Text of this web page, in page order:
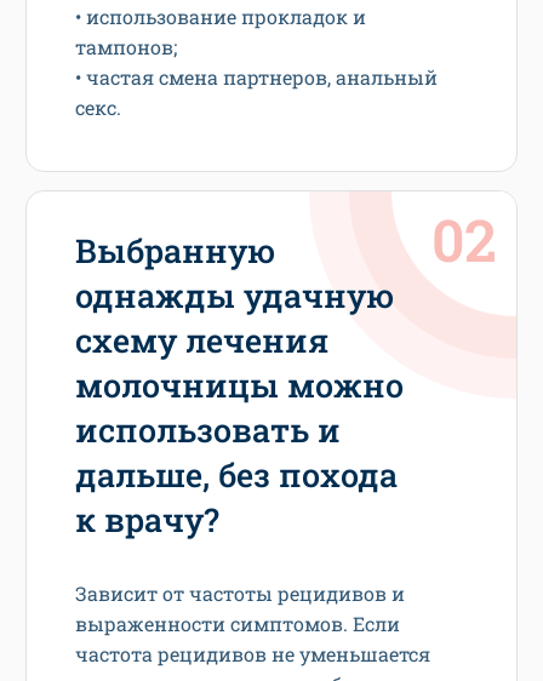
• использование прокладок и
тампонов;
• частая смена партнеров, анальный
секс.
Выбранную
однажды удачную
схему лечения
молочницы можно
использовать и
дальше, без похода
к врачу?
Зависит от частоты рецидивов и
выраженности симптомов. Если
частота рецидивов не уменьшается